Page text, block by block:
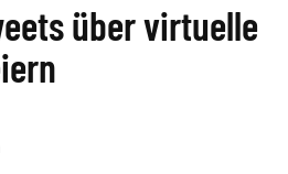
über virtuelle